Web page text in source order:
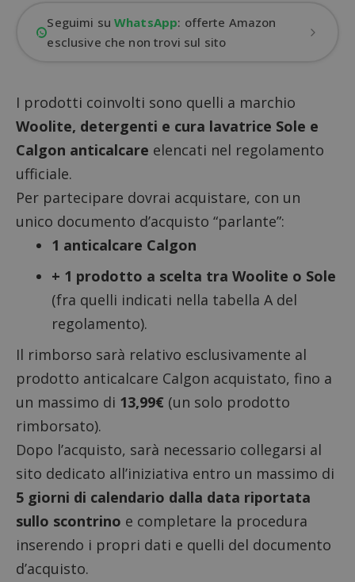
Seguimi suWhatsApp: offerte Amazon
esclusive che non trovi sul sito
I prodotti coinvolti sono quelli a marchio
Woolite, detergenti e cura lavatrice Sole e
Calgon anticalcare elencati nel regolamento
ufficiale.
Per partecipare dovrai acquistare, con un
unico documento d’acquisto “parlante”:
1 anticalcare Calgon
+ 1 prodotto a scelta tra Woolite o Sole
(fra quelli indicati nella tabella A del
regolamento).
Il rimborso sarà relativo esclusivamente al
prodotto anticalcare Calgon acquistato, fino a
un massimo di 13,99€ (un solo prodotto
rimborsato).
Dopo l’acquisto, sarà necessario collegarsi al
sito dedicato all’iniziativa entro un massimo di
5 giorni di calendario dalla data riportata
sullo scontrino e completare la procedura
inserendo i propri dati e quelli del documento
d’acquisto.